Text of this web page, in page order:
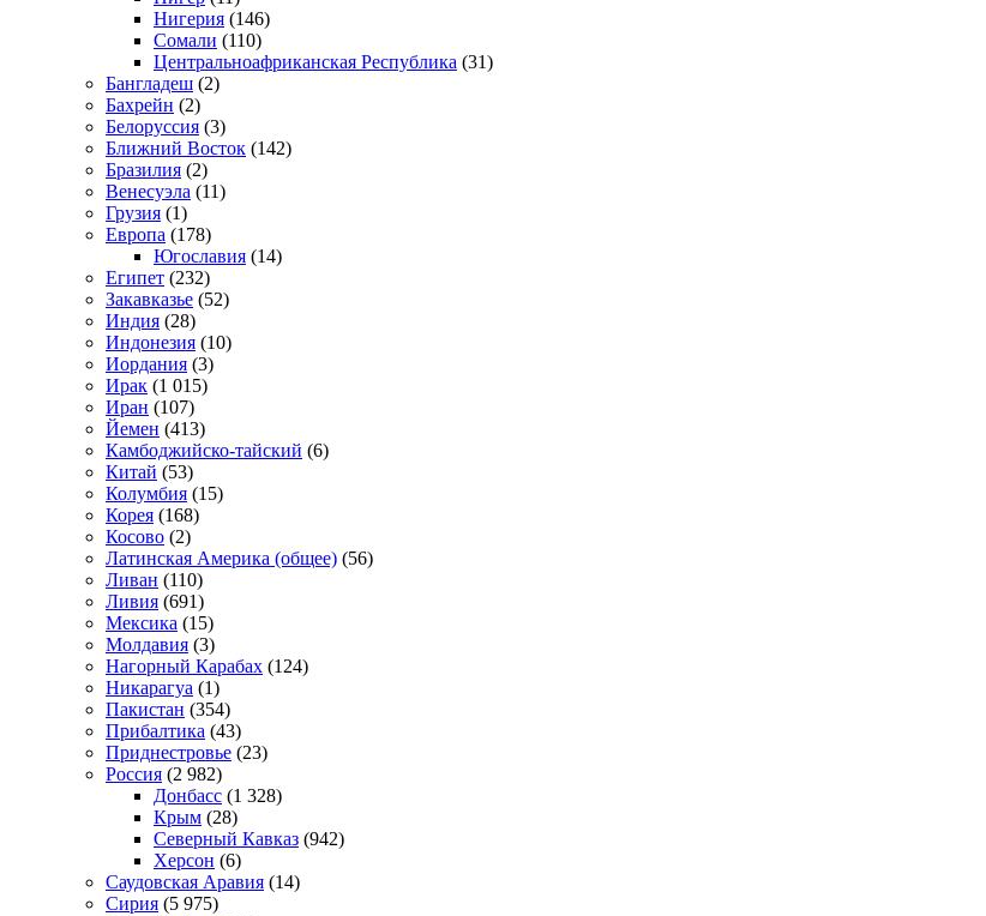
Нигерия (146)
Сомали (110)
Центральноафриканская Республика (31)
Бангладеш (2)
Бахрейн (2)
Белоруссия (3)
Ближний Восток (142)
Бразилия (2)
Венесуэла (11)
Грузия (1)
Европа (178)
Югославия (14)
Египет (232)
Закавказье (52)
Индия (28)
Индонезия (10)
Иордания (3)
Ирак (1 015)
Иран (107)
Йемен (413)
Камбоджийско-тайский (6)
Китай (53)
Колумбия (15)
Корея (168)
Косово (2)
Латинская Америка (общее) (56)
Ливан (110)
Ливия (691)
Мексика (15)
Молдавия (3)
Нагорный Карабах (124)
Никарагуа (1)
Пакистан (354)
Прибалтика (43)
Приднестровье (23)
Россия (2 982)
Донбасс (1 328)
Крым (28)
Северный Кавказ (942)
Херсон (6)
Саудовская Аравия (14)
Сирия (5 975)